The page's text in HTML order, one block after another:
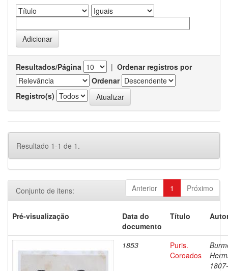
Resultados/Página | Ordenar registros por
Ordenar
Registro(s)
Resultado 1-1 de 1.
Anterior 1 Próximo
Conjunto de itens:
Pré-visualização
Data do
documento
Título
1853
Puris.
Coroados